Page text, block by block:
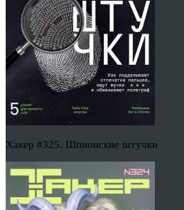
Хакер #325. Шпионские штучки